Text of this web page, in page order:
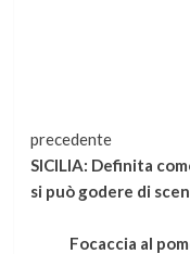
Continua
a
leggere
precedente
SICILIA: Definita
si può godere di
Focaccia al